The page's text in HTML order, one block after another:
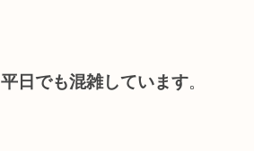
平日でも混雑しています。